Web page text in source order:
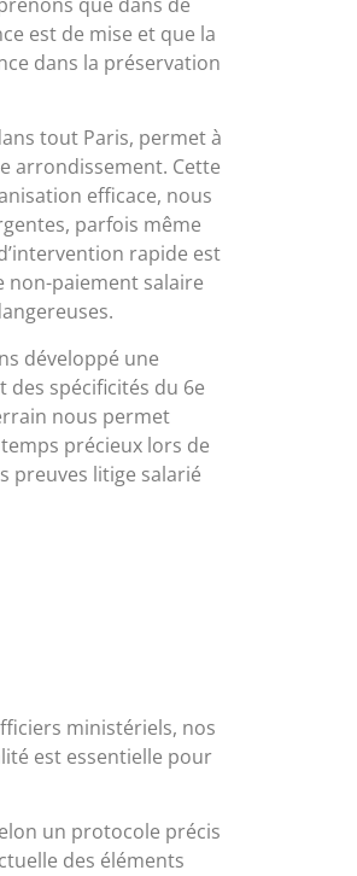
est de mise et que la
dans la préservation
tout Paris, permet à
arrondissement. Cette
efficace, nous
parfois même
rapide est
paiement salaire
développé une
spécificités du 6e
nous permet
précieux lors de
preuves litige salarié
ministériels, nos
est essentielle pour
un protocole précis
des éléments